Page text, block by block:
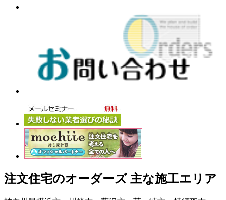
注文住宅のオーダーズ 主な施工エリア